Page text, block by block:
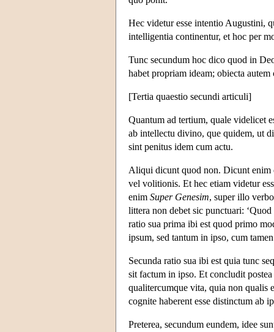
Hec videtur esse intentio Augustini,
intelligentia continentur, et hoc per
Tunc secundum hoc dico quod in
habet propriam ideam; obiecta
[Tertia quaestio secundi articuli]
Quantum ad tertium, quale videlicet
ab intellectu divino, que quidem, ut
sint penitus idem cum actu.
Aliqui dicunt quod non. Dicunt enim
vel volitionis. Et hec etiam videtur
enim Super Genesim, super illo
littera non debet sic punctuari:
ratio sua prima ibi est quod primo
ipsum, sed tantum in ipso, cum
Secunda ratio sua ibi est quia tunc
sit factum in ipso. Et concludit
qualitercumque vita, quia non qualis
cognite haberent esse distinctum ab
Preterea, secundum eundem, idee